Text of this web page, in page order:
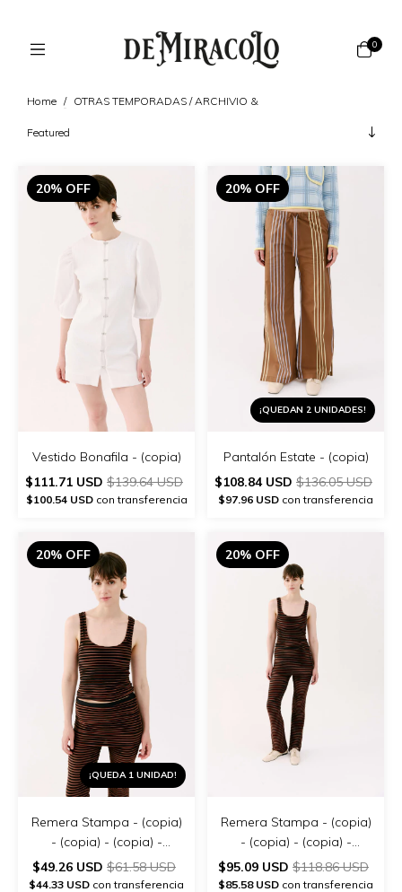
0
Home / OTRAS TEMPORADAS / ARCHIVIO &
20% OFF
Vestido Bonafila - (copia)
$111.71 USD $139.64 USD
$100.54 USDcon transferencia
20% OFF
¡QUEDAN 2 UNIDADES!
Pantalón Estate - (copia)
$108.84 USD $136.05 USD
$97.96 USD con transferencia
20% OFF
¡QUEDA 1 UNIDAD!
Remera Stampa - (copia)
- (copia) - (copia) -
(copia) - (copia) - (copia)
$49.26 USD $61.58 USD
$44.33 USD con transferencia
20% OFF
Remera Stampa - (copia)
- (copia) - (copia) -
(copia) - (copia) - (copia)
- (copia)
$95.09 USD $118.86 USD
$85.58 USD con transferencia